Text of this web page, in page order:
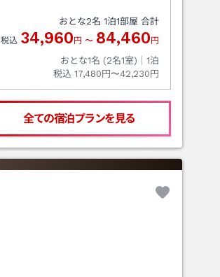
おとな2名 1泊1部屋 合計
税込 34,960 円 〜 84,460 円
おとな1名 (2名1室)｜ 1泊
税込 17,480円〜42,230円
全ての宿泊プランを見る